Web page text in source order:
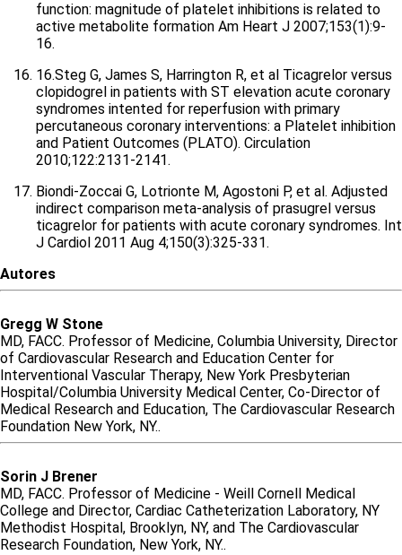
function: magnitude of platelet inhibitions is related to
active metabolite formation Am Heart J 2007;153(1):9-
16.
16.Steg G, James S, Harrington R, et al Ticagrelor versus
clopidogrel in patients with ST elevation acute coronary
syndromes intented for reperfusion with primary
percutaneous coronary interventions: a Platelet inhibition
and Patient Outcomes (PLATO). Circulation
2010;122:2131-2141.
Biondi-Zoccai G, Lotrionte M, Agostoni P, et al. Adjusted
indirect comparison meta-analysis of prasugrel versus
ticagrelor for patients with acute coronary syndromes. Int
J Cardiol 2011 Aug 4;150(3):325-331.
Autores
Gregg W Stone
MD, FACC. Professor of Medicine, Columbia University, Director
of Cardiovascular Research and Education Center for
Interventional Vascular Therapy, New York Presbyterian
Hospital/Columbia University Medical Center, Co-Director of
Medical Research and Education, The Cardiovascular Research
Foundation New York, NY..
Sorin J Brener
MD, FACC. Professor of Medicine - Weill Cornell Medical
College and Director, Cardiac Catheterization Laboratory, NY
Methodist Hospital, Brooklyn, NY, and The Cardiovascular
Research Foundation, New York, NY..